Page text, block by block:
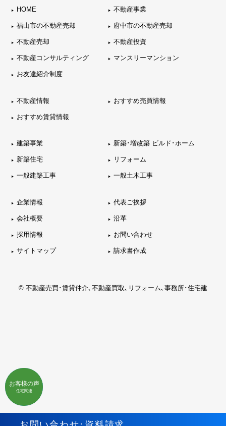
HOME 不動産事業
福山市の不動産売却 府中市の不動産売却
不動産売却 不動産投資
不動産コンサルティング マンスリーマンション
お友達紹介制度
不動産情報 おすすめ売買情報
おすすめ賃貸情報
建築事業 新築･増改築 ビルド･ホーム
新築住宅 リフォーム
一般建築工事 一般土木工事
企業情報 代表ご挨拶
会社概要 沿革
採用情報 お問い合わせ
サイトマップ 請求書作成
© 不動産売買･賃貸仲介､不動産買取､リフォーム､事務所･住宅建
お客様の声
不動産関連
お客様の声
住宅関連